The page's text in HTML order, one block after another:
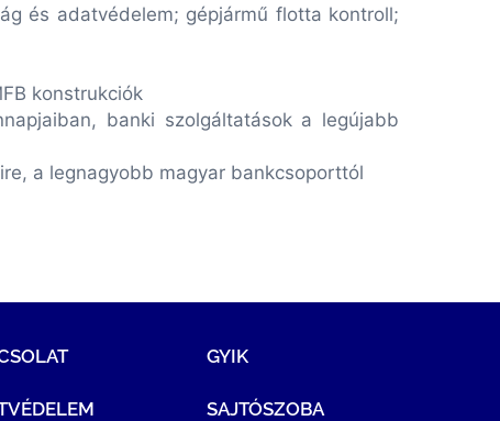
és adatvédelem; gépjármű flotta kontroll;
konstrukciók
banki szolgáltatások a legújabb
a legnagyobb magyar bankcsoporttól
GYIK
SAJTÓSZOBA